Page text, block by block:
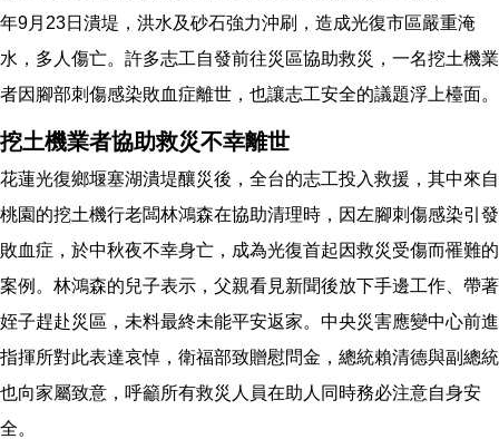
年9月23日潰堤，洪水及砂石強力沖刷，造成光復市區嚴重淹
水，多人傷亡。許多志工自發前往災區協助救災，一名挖土機業
者因腳部刺傷感染敗血症離世，也讓志工安全的議題浮上檯面。
挖土機業者協助救災不幸離世
花蓮光復鄉堰塞湖潰堤釀災後，全台的志工投入救援，其中來自
桃園的挖土機行老闆林鴻森在協助清理時，因左腳刺傷感染引發
敗血症，於中秋夜不幸身亡，成為光復首起因救災受傷而罹難的
案例。林鴻森的兒子表示，父親看見新聞後放下手邊工作、帶著
姪子趕赴災區，未料最終未能平安返家。中央災害應變中心前進
指揮所對此表達哀悼，衛福部致贈慰問金，總統賴清德與副總統
也向家屬致意，呼籲所有救災人員在助人同時務必注意自身安
全。